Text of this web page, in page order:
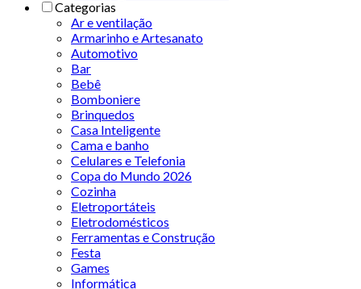
Categorias
Ar e ventilação
Armarinho e Artesanato
Automotivo
Bar
Bebê
Bomboniere
Brinquedos
Casa Inteligente
Cama e banho
Celulares e Telefonia
Copa do Mundo 2026
Cozinha
Eletroportáteis
Eletrodomésticos
Ferramentas e Construção
Festa
Games
Informática